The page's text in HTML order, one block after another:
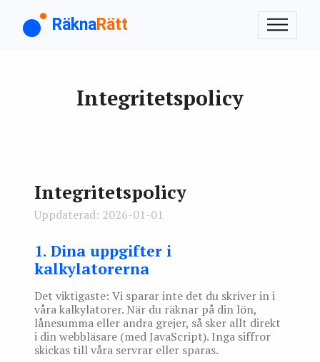
RäknaRätt
Integritetspolicy
Integritetspolicy
Uppdaterad: 2026-01-01
1. Dina uppgifter i
kalkylatorerna
Det viktigaste: Vi sparar inte det du skriver in i
våra kalkylatorer. När du räknar på din lön,
lånesumma eller andra grejer, så sker allt direkt
i din webbläsare (med JavaScript). Inga siffror
skickas till våra servrar eller sparas.